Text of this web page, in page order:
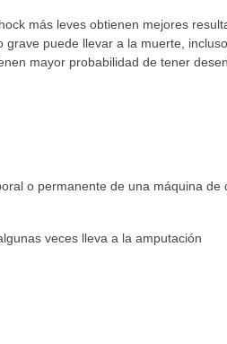
más leves obtienen mejores
puede llevar a la muerte,
mayor probabilidad de tener
o permanente de una máquina de
veces lleva a la amputación